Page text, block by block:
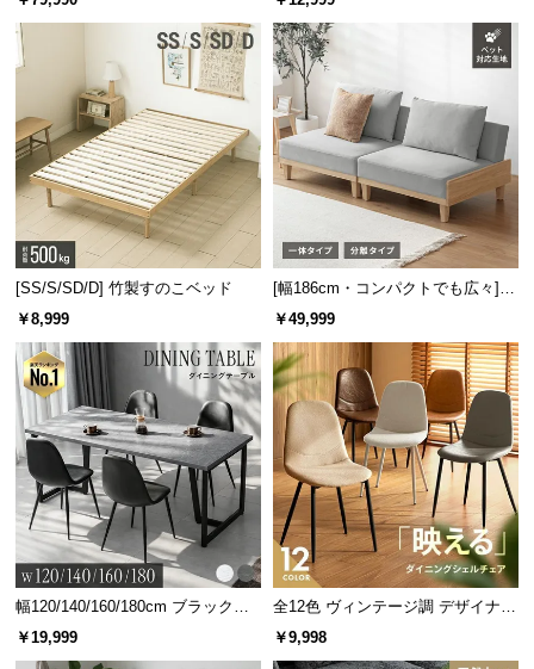
[SS/S/SD/D] 竹製すのこベッド
￥8,999
[幅186cm・コンパクトでも広々] 3
人掛けソファベッド リクライニン
グ 天然木フレーム 北欧
￥49,999
幅120/140/160/180cm ブラックフ
レーム ダイニング 大理石調 4人掛
￥19,999
全12色 ヴィンテージ調 デザイナー
ズシェルチェア
￥9,998